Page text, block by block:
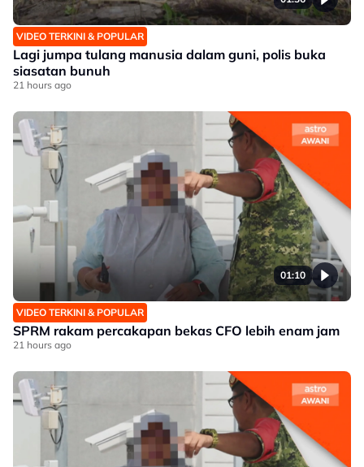
VIDEO TERKINI & POPULAR
Lagi jumpa tulang manusia dalam guni, polis buka
siasatan bunuh
21 hours ago
01:10
VIDEO TERKINI & POPULAR
SPRM rakam percakapan bekas CFO lebih enam jam
21 hours ago